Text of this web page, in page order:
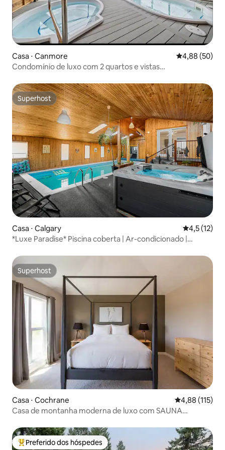
Casa ⋅ Canmore 4,88 de uma
4,88 (50)
Condomínio de luxo com 2 quartos e vistas
Superhost
Superhost
Casa ⋅ Calgary 4,5 de uma
4,5 (12)
*Luxe Paradise* Piscina coberta | Ar-condicionado |
Superhost
Superhost
Casa ⋅ Cochrane 4,88 de uma
4,88 (115)
Casa de montanha moderna de luxo com SAUNA
Entre os melhores preferidos dos hóspedes
Preferido dos hóspedes